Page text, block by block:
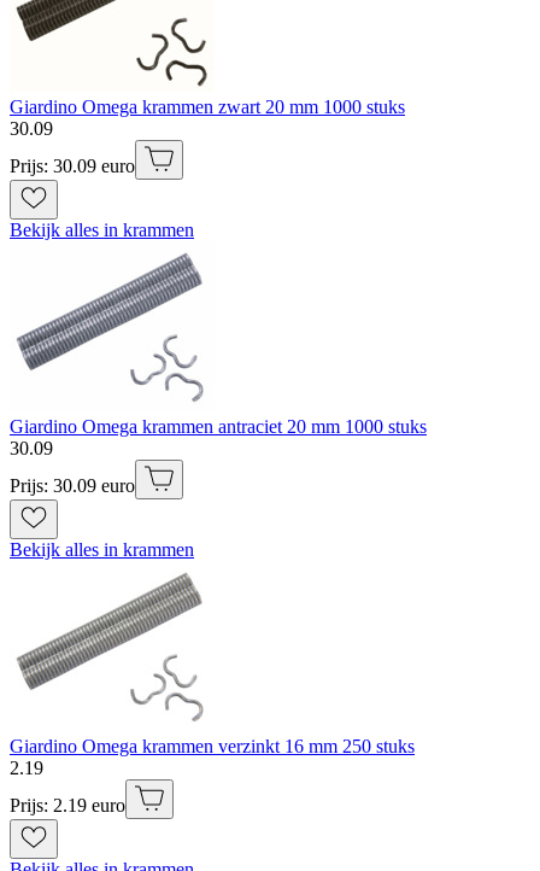
Giardino Omega krammen zwart 20 mm 1000 stuks
30.09
Prijs: 30.09 euro
Bekijk alles in krammen
Giardino Omega krammen antraciet 20 mm 1000 stuks
30.09
Prijs: 30.09 euro
Bekijk alles in krammen
Giardino Omega krammen verzinkt 16 mm 250 stuks
2.19
Prijs: 2.19 euro